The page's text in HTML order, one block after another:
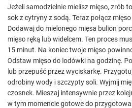
Jeżeli samodzielnie mielisz mięso, zrób
sok z cytryny z sodą. Teraz połącz
Dodawaj do mielonego mięsa bulion
mięso ręką lub widelcem. Ten proces
15 minut. Na koniec twoje mięso
Odstaw mięso do lodówki na godzinę.
lub przepuść przez wyciskarkę.
odrobiny wody i szczypty soli. Wyjmij
czosnek. Mieszaj intensywnie przez
w tym momencie gotowe do